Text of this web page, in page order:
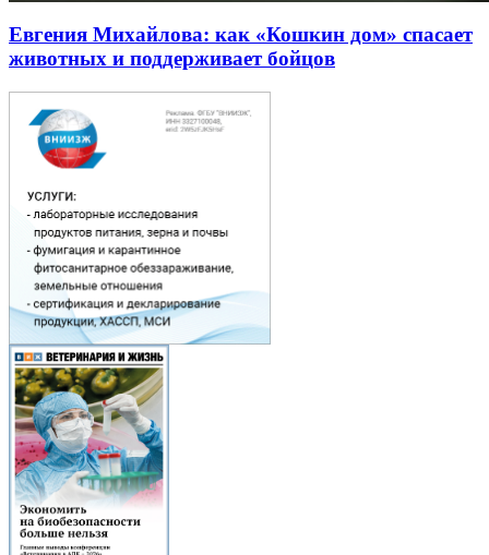
Евгения Михайлова: как «Кошкин дом» спасает
животных и поддерживает бойцов